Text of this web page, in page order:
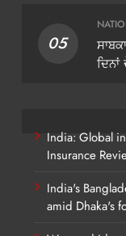
05
India: Global
Insurance
India's
amid Dhaka's